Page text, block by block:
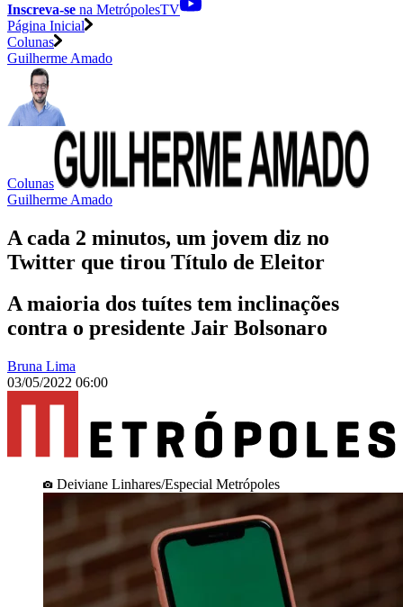
Inscreva-se na MetrópolesTV
Página Inicial
Colunas
Guilherme Amado
Colunas
Guilherme Amado
A cada 2 minutos, um jovem diz no
Twitter que tirou Título de Eleitor
A maioria dos tuítes tem inclinações
contra o presidente Jair Bolsonaro
Bruna Lima
03/05/2022 06:00
Deiviane Linhares/Especial Metrópoles